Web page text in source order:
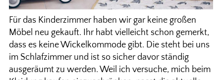
Für das Kinderzimmer haben wir gar keine großen
Möbel neu gekauft. Ihr habt vielleicht schon gemerkt,
dass es keine Wickelkommode gibt. Die steht bei uns
im Schlafzimmer und ist so sicher davor ständig
ausgeräumt zu werden. Weil ich versuche, mich beim